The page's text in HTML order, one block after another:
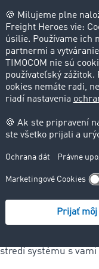
chcete už vopred
vás ako zadávateľa
strategického
na nepredvídateľné
očakávajú
a na
nákladov
prepravcu pre váš
aj pre
vašich
prepráv
zo dňa na deň.
konaním v
potenciálne viac
splniť vaše
systému s